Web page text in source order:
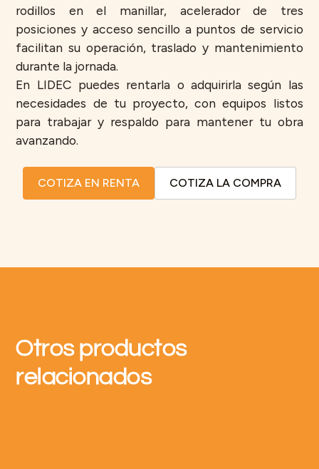
rodillos en el manillar, acelerador de tres
posiciones y acceso sencillo a puntos de servicio
facilitan su operación, traslado y mantenimiento
durante la jornada.
En LIDEC puedes rentarla o adquirirla según las
necesidades de tu proyecto, con equipos listos
para trabajar y respaldo para mantener tu obra
avanzando.
COTIZA EN RENTA COTIZA LA COMPRA
Otros productos
relacionados